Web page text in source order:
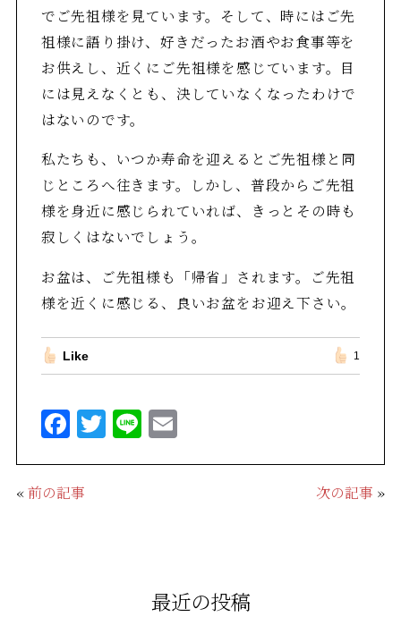
でご先祖様を見ています。そして、時にはご先
祖様に語り掛け、好きだったお酒やお食事等を
お供えし、近くにご先祖様を感じています。目
には見えなくとも、決していなくなったわけで
はないのです。
私たちも、いつか寿命を迎えるとご先祖様と同
じところへ往きます。しかし、普段からご先祖
様を身近に感じられていれば、きっとその時も
寂しくはないでしょう。
お盆は、ご先祖様も「帰省」されます。ご先祖
様を近くに感じる、良いお盆をお迎え下さい。
Like 1
F
a
c
e
T
w
Li
n
E
«前の記事 次の記事 »
最近の投稿